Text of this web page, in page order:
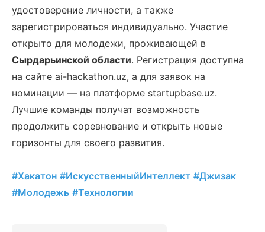
удостоверение личности, а также
зарегистрироваться индивидуально. Участие
открыто для молодежи, проживающей в
Сырдарьинской области. Регистрация доступна
на сайте ai-hackathon.uz, а для заявок на
номинации — на платформе startupbase.uz.
Лучшие команды получат возможность
продолжить соревнование и открыть новые
горизонты для своего развития.
#Хакатон #ИскусственныйИнтеллект #Джизак
#Молодежь #Технологии